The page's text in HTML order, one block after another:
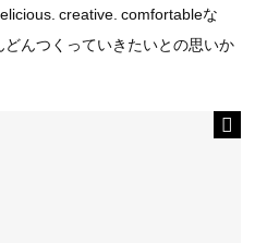
creative. comfortableな
どんつくっていきたいとの思いか